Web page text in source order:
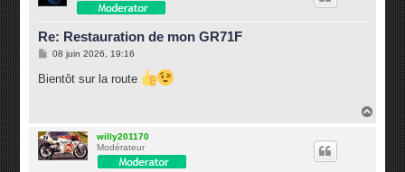
Re: Restauration de mon GR71F
M
s
08 juin 2026, 19:16
Bientôt sur la route
willy201170
Modérateur